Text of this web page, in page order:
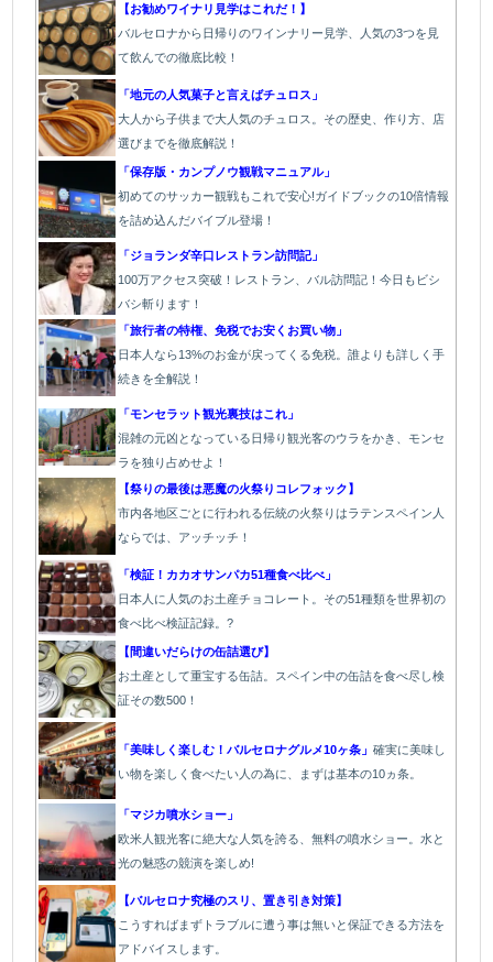
【お勧めワイナリ見学はこれだ！】
バルセロナから日帰りのワインナリー見学、人気の3つを見
て飲んでの徹底比較！
「地元の人気菓子と言えばチュロス」
大人から子供まで大人気のチュロス。その歴史、作り方、店
選びまでを徹底解説！
「保存版・カンプノウ観戦マニュアル」
初めてのサッカー観戦もこれで安心!ガイドブックの10倍情報
を詰め込んだバイブル登場！
「ジョランダ辛口レストラン訪問記」
100万アクセス突破！レストラン、バル訪問記！今日もビシ
バシ斬ります！
「旅行者の特権、免税でお安くお買い物」
日本人なら13%のお金が戻ってくる免税。誰よりも詳しく手
続きを全解説！
「モンセラット観光裏技はこれ」
混雑の元凶となっている日帰り観光客のウラをかき、モンセ
ラを独り占めせよ！
【祭りの最後は悪魔の火祭りコレフォック】
市内各地区ごとに行われる伝統の火祭りはラテンスペイン人
ならでは、アッチッチ！
「検証！カカオサンパカ51種食べ比べ」
日本人に人気のお土産チョコレート。その51種類を世界初の
食べ比べ検証記録。?
【間違いだらけの缶詰選び】
お土産として重宝する缶詰。スペイン中の缶詰を食べ尽し検
証その数500！
「美味しく楽しむ！バルセロナグルメ10ヶ条」確実に美味し
い物を楽しく食べたい人の為に、まずは基本の10ヵ条。
「マジカ噴水ショー」
欧米人観光客に絶大な人気を誇る、無料の噴水ショー。水と
光の魅惑の競演を楽しめ!
【バルセロナ究極のスリ、置き引き対策】
こうすればまずトラブルに遭う事は無いと保証できる方法を
アドバイスします。